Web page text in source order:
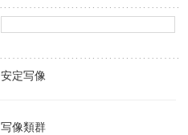
安定写像
写像類群